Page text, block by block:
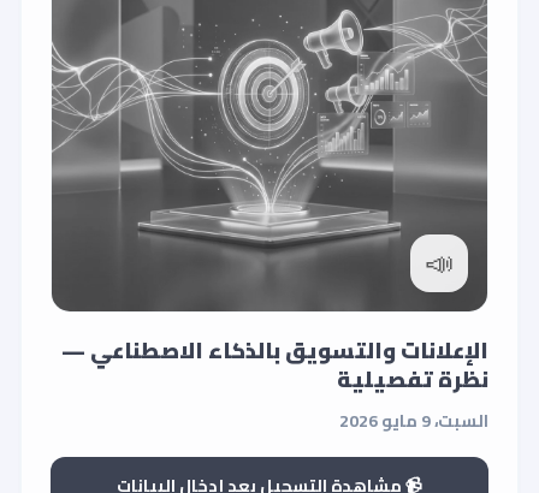
📣
الإعلانات والتسويق بالذكاء الاصطناعي —
نظرة تفصيلية
السبت، 9 مايو 2026
📹 مشاهدة التسجيل بعد إدخال البيانات